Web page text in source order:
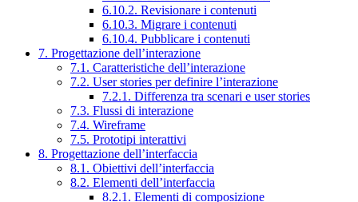
6.10.2. Revisionare i contenuti
6.10.3. Migrare i contenuti
6.10.4. Pubblicare i contenuti
7. Progettazione dell’interazione
7.1. Caratteristiche dell’interazione
7.2. User stories per definire l’interazione
7.2.1. Differenza tra scenari e user stories
7.3. Flussi di interazione
7.4. Wireframe
7.5. Prototipi interattivi
8. Progettazione dell’interfaccia
8.1. Obiettivi dell’interfaccia
8.2. Elementi dell’interfaccia
8.2.1. Elementi di composizione